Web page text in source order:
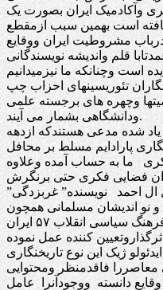
وآکادمیک ایران بصورت یک
است بهمین سبب ازمقطع
مشروطیت ایران ووقایع
قلم واندیشه نویسندگانی
است وچنانکه ما نیزمیدانیم
تئوریسینهای احزاب چپ
وچهره های برجسته علمی
ودانشگاهی بشمار می آیند.
یاد شده مدعی هستندکه ازدهه
پارادایم مسلط بر محافل
ما به حساب آمده وعلاوه
فضایی فکری حتی برنگرش
احمد نویسنده” غربزدگی”
اندیشان مسلمانی همچون
شریعتی که بر شکل گیری فرهنگ سیاسی انقلاب ۵۷ ایران
کننده عمل نموده
ژیک این نوع تاریخنگاری
فاقدمنظر ومحتوایی
دانسته ووجودآنرا عامل